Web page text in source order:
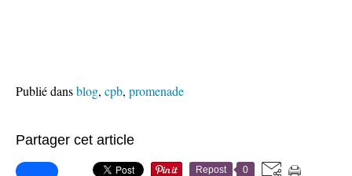
Publié dansblog, cpb, promenade
Partager cet article
Repost 0